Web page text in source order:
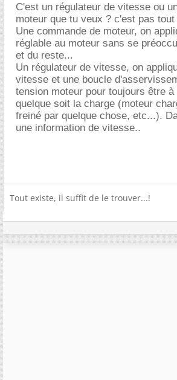
C'est un régulateur de vitesse ou
moteur que tu veux ? c'est pas
Une commande de moteur, on
réglable au moteur sans se
et du reste...
Un régulateur de vitesse, on
vitesse et une boucle
tension moteur pour toujours être
quelque soit la charge (moteur
freiné par quelque chose, etc...).
une information de vitesse..
Tout existe, il suffit de le trouver...!